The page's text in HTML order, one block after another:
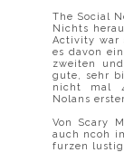
The Social
Nichts
Activity war
es davon
zweiten
gute, sehr
nicht mal
Nolans
Von Scary
auch ncoh
furzen